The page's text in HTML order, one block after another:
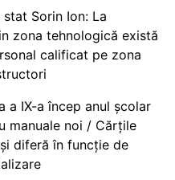
Sorin Ion: La
zona tehnologică există
calificat pe zona
a IX-a încep anul școlar
manuale noi / Cărțile
diferă în funcție de